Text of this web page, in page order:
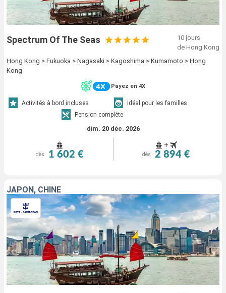
Spectrum Of The Seas
10 jours
de Hong Kong
Hong Kong > Fukuoka > Nagasaki > Kagoshima > Kumamoto > Hong
Kong
Payez en 4X
Activités à bord incluses
Idéal pour les familles
Pension complète
dim. 20 déc. 2026
dès 1 602 €
+
dès 2 894 €
JAPON, CHINE